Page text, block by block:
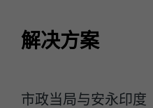
解决方案
市政当局与安永印度